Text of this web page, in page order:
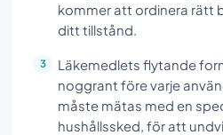
kommer att ordinera rätt
ditt tillstånd.
Läkemedlets flytande
noggrant före varje
måste mätas med en
hushållssked, för att